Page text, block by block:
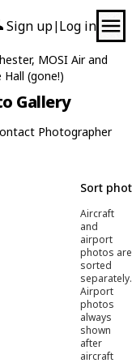
Sign up| Log in
MOSI Air and
Hall (gone!)
Gallery
Photographer
Sort
Aircraft
and
airport
photos are
sorted
separately.
Airport
photos
always
shown
after
aircraft